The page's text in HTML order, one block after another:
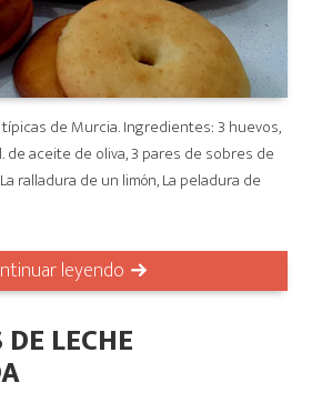
típicas de Murcia. Ingredientes: 3 huevos,
de aceite de oliva, 3 pares de sobres de
ralladura de un limón, La peladura de
leyendo
LECHE